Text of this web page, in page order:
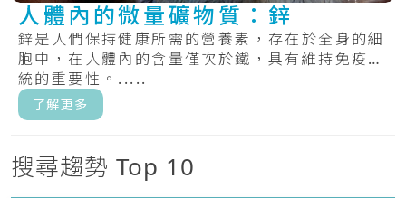
人體內的微量礦物質：鋅
鋅是人們保持健康所需的營養素，存在於全身的細
胞中，在人體內的含量僅次於鐵，具有維持免疫系
統的重要性。.....
了解更多
搜尋趨勢 Top 10